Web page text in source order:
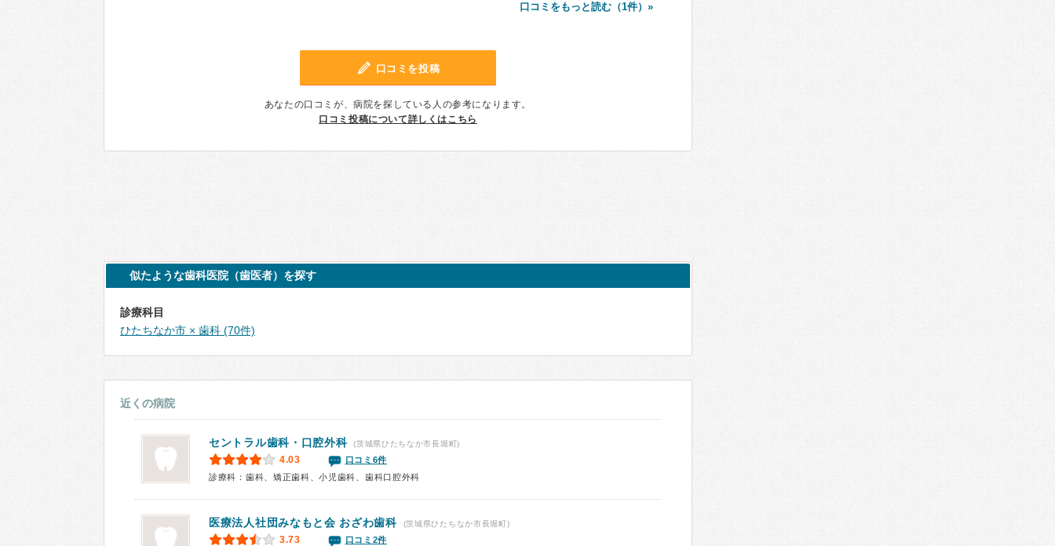
口コミをもっと読む（1件）»
口コミを投稿
あなたの口コミが、病院を探している人の参考になります。
口コミ投稿について詳しくはこちら
似たような歯科医院（歯医者）を探す
診療科目
ひたちなか市 × 歯科 (70件)
近くの病院
セントラル歯科・口腔外科 (茨城県ひたちなか市長堀町)
4.03
口コミ6件
診療科：歯科、矯正歯科、小児歯科、歯科口腔外科
医療法人社団みなもと会 おざわ歯科 (茨城県ひたちなか市長堀町)
3.73
口コミ2件